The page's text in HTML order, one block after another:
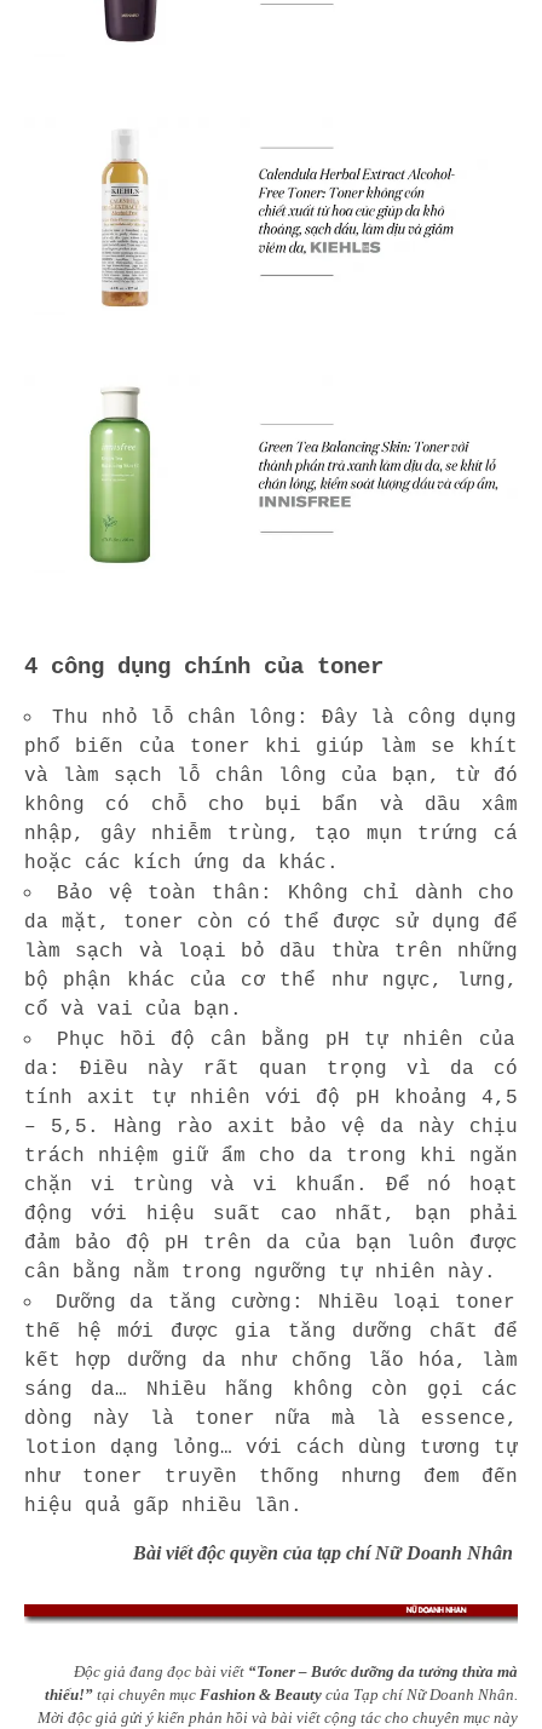
4 công dụng chính của toner
Thu nhỏ lỗ chân lông: Đây là công dụng
phổ biến của toner khi giúp làm se khít
và làm sạch lỗ chân lông của bạn, từ đó
không có chỗ cho bụi bẩn và dầu xâm
nhập, gây nhiễm trùng, tạo mụn trứng cá
hoặc các kích ứng da khác.
Bảo vệ toàn thân: Không chỉ dành cho
da mặt, toner còn có thể được sử dụng để
làm sạch và loại bỏ dầu thừa trên những
bộ phận khác của cơ thể như ngực, lưng,
cổ và vai của bạn.
Phục hồi độ cân bằng pH tự nhiên của
da: Điều này rất quan trọng vì da có
tính axit tự nhiên với độ pH khoảng 4,5
– 5,5. Hàng rào axit bảo vệ da này chịu
trách nhiệm giữ ẩm cho da trong khi ngăn
chặn vi trùng và vi khuẩn. Để nó hoạt
động với hiệu suất cao nhất, bạn phải
đảm bảo độ pH trên da của bạn luôn được
cân bằng nằm trong ngưỡng tự nhiên này.
Dưỡng da tăng cường: Nhiều loại toner
thế hệ mới được gia tăng dưỡng chất để
kết hợp dưỡng da như chống lão hóa, làm
sáng da… Nhiều hãng không còn gọi các
dòng này là toner nữa mà là essence,
lotion dạng lỏng… với cách dùng tương tự
như toner truyền thống nhưng đem đến
hiệu quả gấp nhiều lần.
Bài viết độc quyền của tạp chí Nữ Doanh Nhân
Độc giả đang đọc bài viết “Toner – Bước dưỡng da tưởng thừa mà
thiếu!” tại chuyên mục Fashion & Beauty của Tạp chí Nữ Doanh Nhân.
Mời độc giả gửi ý kiến phản hồi và bài viết cộng tác cho chuyên mục này